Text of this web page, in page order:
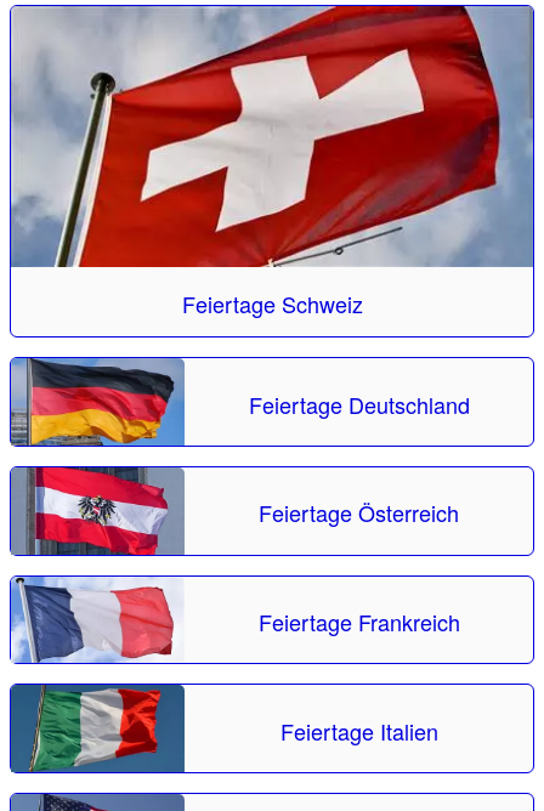
Feiertage Schweiz
Feiertage Deutschland
Feiertage Österreich
Feiertage Frankreich
Feiertage Italien